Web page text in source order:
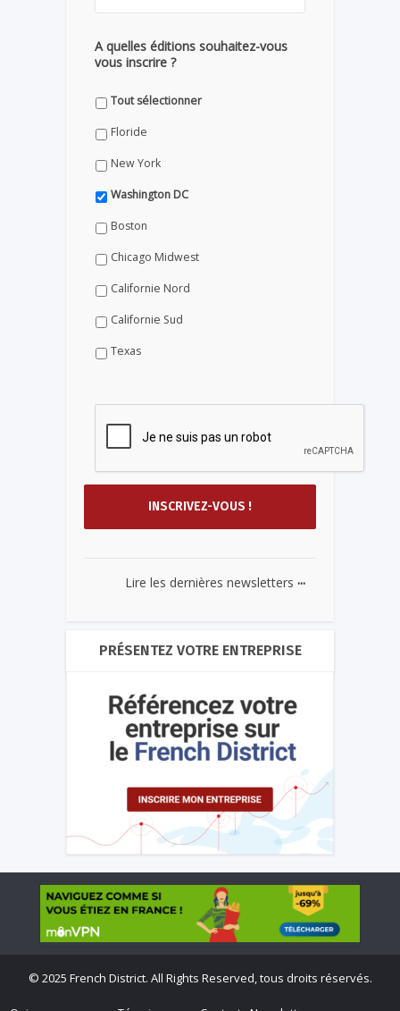
A quelles éditions souhaitez-vous
vous inscrire ?
Tout sélectionner
Floride
New York
Washington DC
Boston
Chicago Midwest
Californie Nord
Californie Sud
Texas
Lire les dernières newsletters ...
PRÉSENTEZ VOTRE ENTREPRISE
© 2025 French District. All Rights Reserved, tous droits réservés.